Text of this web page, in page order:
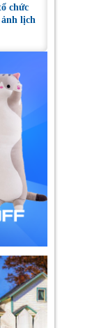
chức
lịch